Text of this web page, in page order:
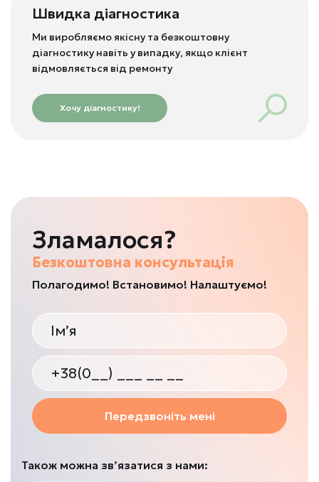
Швидка діагностика
Ми виробляємо якісну та безкоштовну
діагностику навіть у випадку, якщо клієнт
відмовляється від ремонту
Хочу діагностику!
Зламалося?
Безкоштовна консультація
Полагодимо! Встановимо! Налаштуємо!
Передзвоніть мені
Також можна зв’язатися з нами: